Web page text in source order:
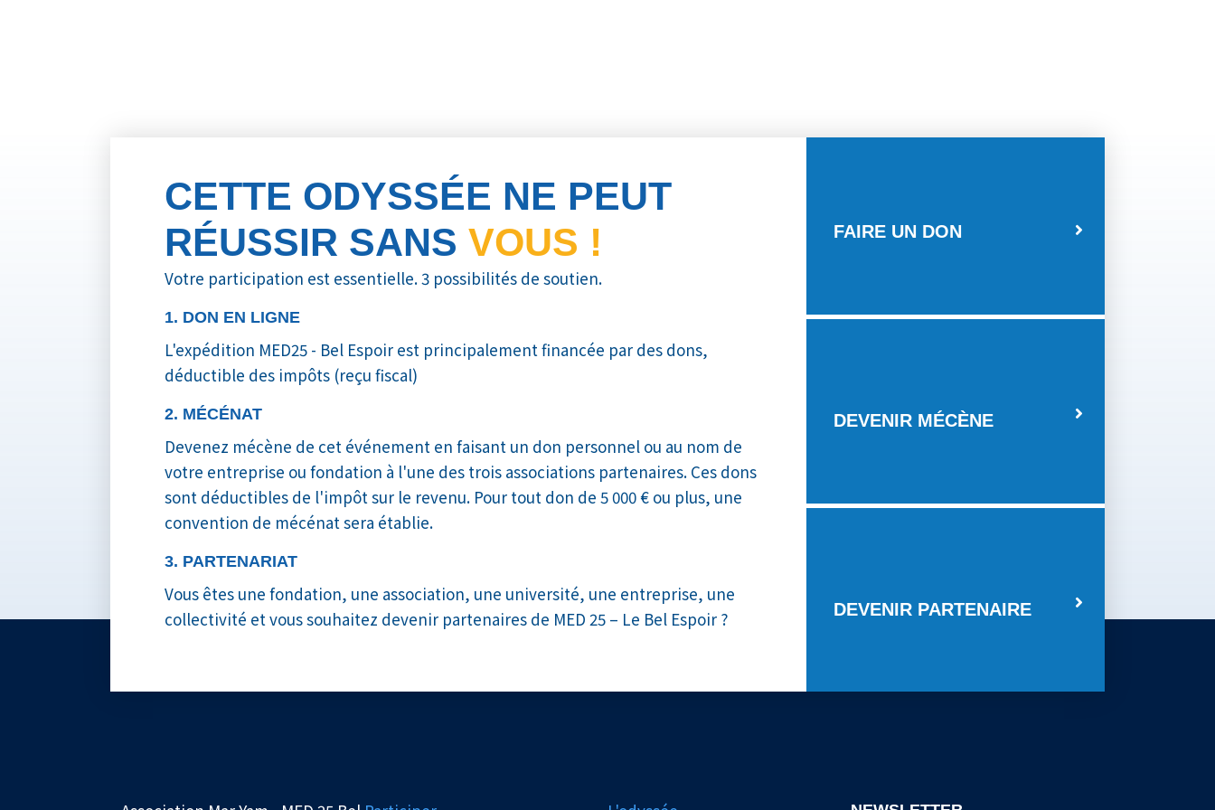
CETTE ODYSSÉE NE PEUT
RÉUSSIR SANS VOUS !
Votre participation est essentielle. 3 possibilités de soutien.
1. DON EN LIGNE
L'expédition MED25 - Bel Espoir est principalement financée par des dons,
déductible des impôts (reçu fiscal)
2. MÉCÉNAT
Devenez mécène de cet événement en faisant un don personnel ou au nom de
votre entreprise ou fondation à l'une des trois associations partenaires. Ces dons
sont déductibles de l'impôt sur le revenu. Pour tout don de 5 000 € ou plus, une
convention de mécénat sera établie.
3. PARTENARIAT
Vous êtes une fondation, une association, une université, une entreprise, une
collectivité et vous souhaitez devenir partenaires de MED 25 – Le Bel Espoir ?
FAIRE UN DON
DEVENIR MÉCÈNE
DEVENIR PARTENAIRE